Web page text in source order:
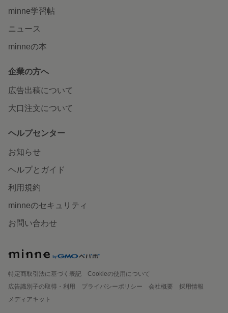
minne学習帖
ニュース
minneの本
企業の方へ
広告出稿について
大口注文について
ヘルプセンター
お知らせ
ヘルプとガイド
利用規約
minneのセキュリティ
お問い合わせ
特定商取引法に基づく表記
Cookieの使用について
広告識別子の取得・利用
プライバシーポリシー 会社概要
採用情報
メディアキット